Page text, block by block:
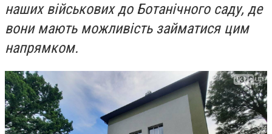
наших військових до Ботанічного саду, де
вони мають можливість займатися цим
напрямком.